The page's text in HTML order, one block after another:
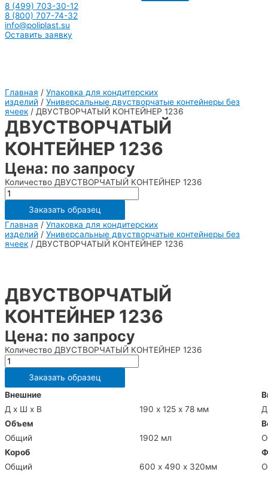
8 (499) 703-30-12
8 (800) 707-74-32
info@poliplast.su
Оставить заявку
Главная / Упаковка для кондитерских
изделий / Универсальные двустворчатые контейнеры без
ячеек / ДВУСТВОРЧАТЫЙ КОНТЕЙНЕР 1236
ДВУСТВОРЧАТЫЙ
КОНТЕЙНЕР 1236
Цена: по запросу
Количество ДВУСТВОРЧАТЫЙ КОНТЕЙНЕР 1236
Заказать образец
Главная / Упаковка для кондитерских
изделий / Универсальные двустворчатые контейнеры без
ячеек / ДВУСТВОРЧАТЫЙ КОНТЕЙНЕР 1236
ДВУСТВОРЧАТЫЙ
КОНТЕЙНЕР 1236
Цена: по запросу
Количество ДВУСТВОРЧАТЫЙ КОНТЕЙНЕР 1236
Заказать образец
Внешние
Д х Ш х В
190 х 125 х 78 мм
Объем
Общий
1902 мл
Короб
Общий
600 х 490 х 320мм